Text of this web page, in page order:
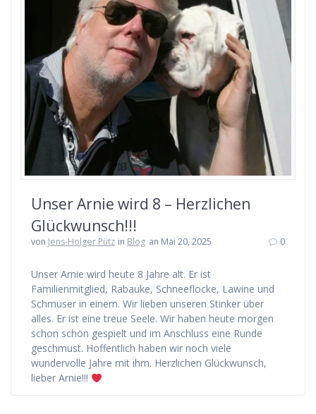
Unser Arnie wird 8 – Herzlichen
Glückwunsch!!!
von Jens-Holger Pütz in Blog an Mai 20, 2025 0
Unser Arnie wird heute 8 Jahre alt. Er ist
Familienmitglied, Rabauke, Schneeflocke, Lawine und
Schmuser in einem. Wir lieben unseren Stinker über
alles. Er ist eine treue Seele. Wir haben heute morgen
schon schön gespielt und im Anschluss eine Runde
geschmust. Hoffentlich haben wir noch viele
wundervolle Jahre mit ihm. Herzlichen Glückwunsch,
lieber Arnie!!!